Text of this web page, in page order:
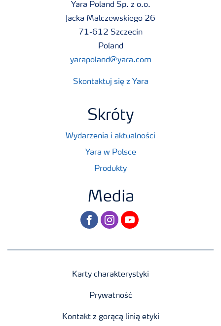
Yara Poland Sp. z o.o.
Jacka Malczewskiego 26
71-612 Szczecin
Poland
yarapoland@yara.com
Skontaktuj się z Yara
Skróty
Wydarzenia i aktualności
Yara w Polsce
Produkty
Media
facebookinstagram
youtube
Karty charakterystyki
Prywatność
Kontakt z gorącą linią etyki